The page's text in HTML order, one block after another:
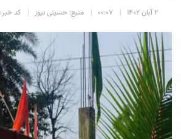
۲ آبان ۱۴۰۲ ۰۰:۰۷ منبع: حسینی نیوز کد خبر: ۶۵۶